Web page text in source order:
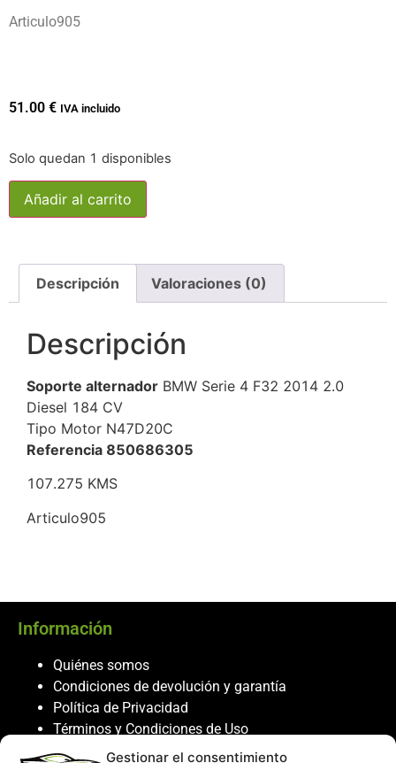
Gestionar el consentimiento
Articulo905
51.00 € IVA incluido
Solo quedan 1 disponibles
Añadir al carrito
Descripción Valoraciones (0)
Descripción
Soporte alternador BMW Serie 4 F32 2014 2.0
Diesel 184 CV
Tipo Motor N47D20C
Referencia 850686305
107.275 KMS
Articulo905
Información
Quiénes somos
Condiciones de devolución y garantía
Política de Privacidad
Términos y Condiciones de Uso
Política de Cookies